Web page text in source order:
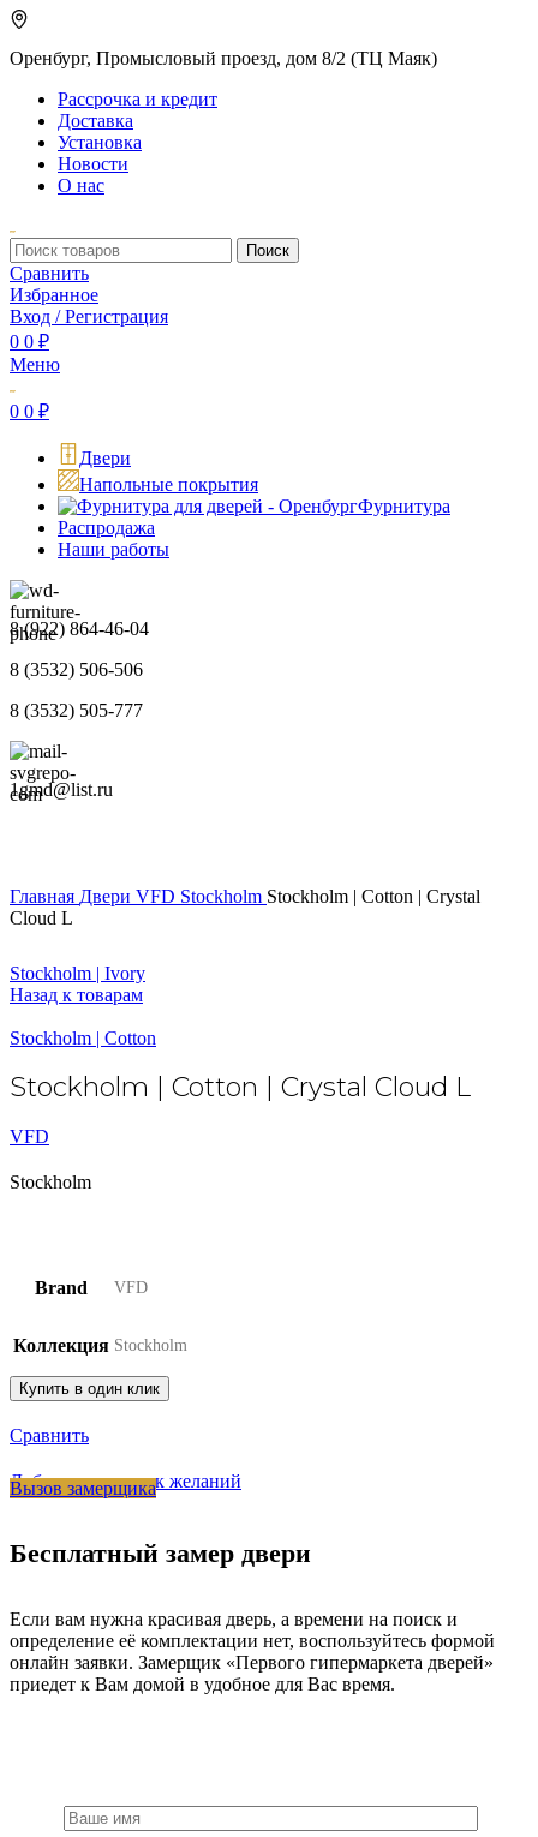
Оренбург, Промысловый проезд, дом 8/2 (ТЦ Маяк)
Рассрочка и кредит
Доставка
Установка
Новости
О нас
Поиск
Сравнить
Избранное
Вход / Регистрация
0 0 ₽
Меню
0 0 ₽
Двери
Напольные покрытия
Фурнитура
Распродажа
Наши работы
8 (922) 864-46-04
8 (3532) 506-506
8 (3532) 505-777
1gmd@list.ru
Главная Двери VFD Stockholm Stockholm | Cotton | Crystal
Cloud L
Stockholm | Ivory
Назад к товарам
Stockholm | Cotton
Stockholm | Cotton | Crystal Cloud L
VFD
Stockholm
Brand VFD
Коллекция Stockholm
Купить в один клик
Сравнить
Добавить в список желаний
Вызов замерщика
Бесплатный замер двери
Если вам нужна красивая дверь, а времени на поиск и
определение её комплектации нет, воспользуйтесь формой
онлайн заявки. Замерщик «Первого гипермаркета дверей»
приедет к Вам домой в удобное для Вас время.